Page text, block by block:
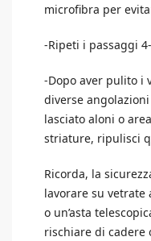
microfibra per
-Ripeti i passaggi
-Dopo aver pulito i
diverse
lasciato aloni o
striature, ripulisci
Ricorda, la
lavorare su vetrate
o un’asta
rischiare di cadere